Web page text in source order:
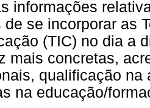
informações
de se incorporar as
(TIC) no dia a
mais concretas,
qualificação na
na educação/